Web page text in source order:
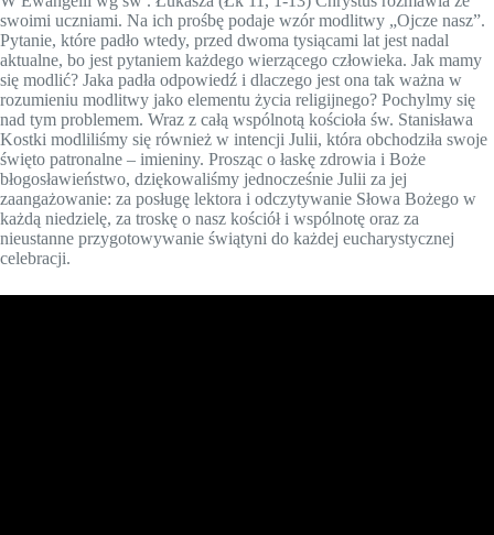
swoimi uczniami. Na ich prośbę podaje wzór modlitwy „Ojcze nasz”.
Pytanie, które padło wtedy, przed dwoma tysiącami lat jest nadal
aktualne, bo jest pytaniem każdego wierzącego człowieka. Jak mamy
się modlić? Jaka padła odpowiedź i dlaczego jest ona tak ważna w
rozumieniu modlitwy jako elementu życia religijnego? Pochylmy się
nad tym problemem. Wraz z całą wspólnotą kościoła św. Stanisława
Kostki modliliśmy się również w intencji Julii, która obchodziła swoje
święto patronalne – imieniny. Prosząc o łaskę zdrowia i Boże
błogosławieństwo, dziękowaliśmy jednocześnie Julii za jej
zaangażowanie: za posługę lektora i odczytywanie Słowa Bożego w
każdą niedzielę, za troskę o nasz kościół i wspólnotę oraz za
nieustanne przygotowywanie świątyni do każdej eucharystycznej
celebracji.